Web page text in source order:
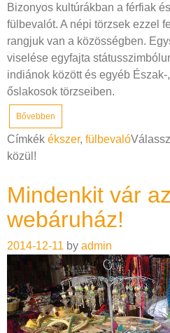
Bizonyos kultúrákban a férfiak
fülbevalót. A népi törzsek ezzel
rangjuk van a közösségben.
viselése egyfajta
indiánok között és egyéb
őslakosok törzseiben.
Bővebben
Címkék ékszer, fülbevaló
közül!
Mindenkit vár
webáruház!
2014-12-11 by admin